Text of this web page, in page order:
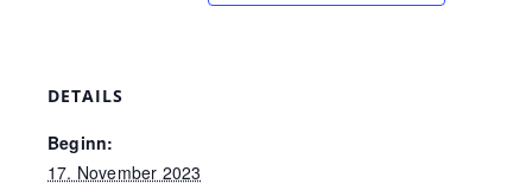
DETAILS
Beginn:
17. November 2023